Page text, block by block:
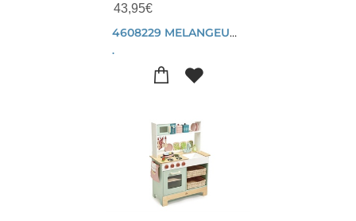
43,95€
4608229 MELANGEUR DE FRUITS
.